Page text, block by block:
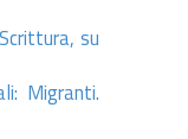
su
Migranti.